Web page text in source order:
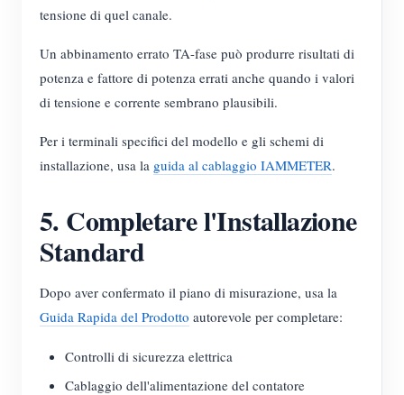
tensione di quel canale.
Un abbinamento errato TA-fase può produrre risultati di
potenza e fattore di potenza errati anche quando i valori
di tensione e corrente sembrano plausibili.
Per i terminali specifici del modello e gli schemi di
installazione, usa la guida al cablaggio IAMMETER.
5. Completare l'Installazione
Standard
Dopo aver confermato il piano di misurazione, usa la
Guida Rapida del Prodotto autorevole per completare:
Controlli di sicurezza elettrica
Cablaggio dell'alimentazione del contatore